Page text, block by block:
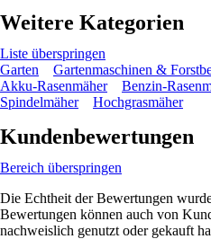
Weitere Kategorien
Liste überspringen
Garten
Gartenmaschinen &
Akku-Rasenmäher
Benzin-
Spindelmäher
Hochgrasmäher
Kundenbewertungen
Bereich überspringen
Die Echtheit der Bewertungen
Bewertungen können auch von
nachweislich genutzt oder gekauft